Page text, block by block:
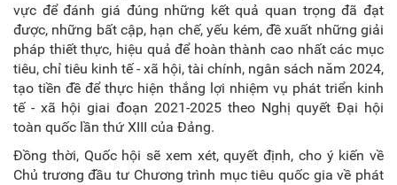
vực để đánh giá đúng những kết quả quan trọng đã đạt
được, những bất cập, hạn chế, yếu kém, đề xuất những giải
pháp thiết thực, hiệu quả để hoàn thành cao nhất các mục
tiêu, chỉ tiêu kinh tế - xã hội, tài chính, ngân sách năm 2024,
tạo tiền đề để thực hiện thắng lợi nhiệm vụ phát triển kinh
tế - xã hội giai đoạn 2021-2025 theo Nghị quyết Đại hội
toàn quốc lần thứ XIII của Đảng.
Đồng thời, Quốc hội sẽ xem xét, quyết định, cho ý kiến về
Chủ trương đầu tư Chương trình mục tiêu quốc gia về phát